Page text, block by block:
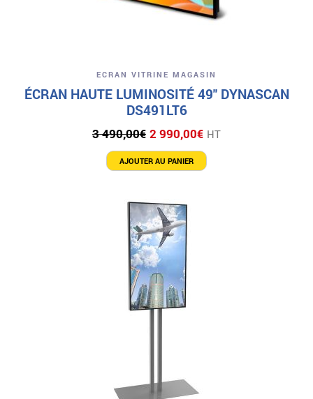
ECRAN VITRINE MAGASIN
ÉCRAN HAUTE LUMINOSITÉ 49″ DYNASCAN
DS491LT6
3 490,00€ Le
prix
initial
490,00€.
2 990,00€Le
prix
actuel
HT
AJOUTER AU PANIER